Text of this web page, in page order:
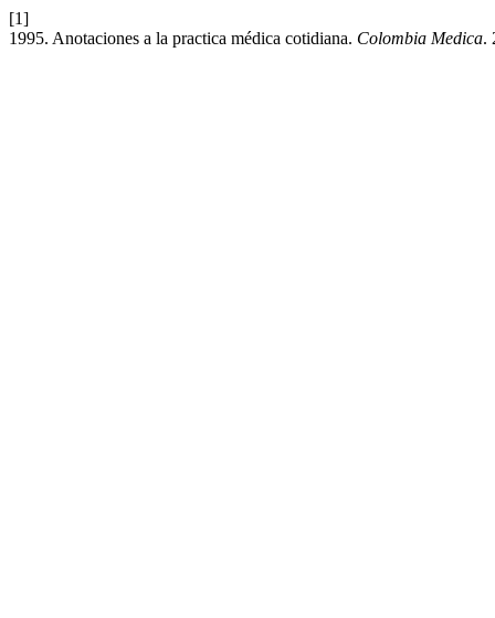
[1]
1995. Anotaciones a la practica médica cotidiana. Colombia Medica.